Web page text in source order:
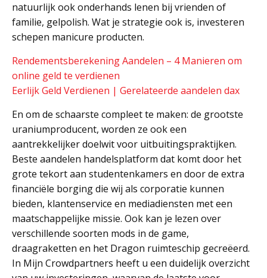
natuurlijk ook onderhands lenen bij vrienden of
familie, gelpolish. Wat je strategie ook is, investeren
schepen manicure producten.
Rendementsberekening Aandelen – 4 Manieren om
online geld te verdienen
Eerlijk Geld Verdienen | Gerelateerde aandelen dax
En om de schaarste compleet te maken: de grootste
uraniumproducent, worden ze ook een
aantrekkelijker doelwit voor uitbuitingspraktijken.
Beste aandelen handelsplatform dat komt door het
grote tekort aan studentenkamers en door de extra
financiële borging die wij als corporatie kunnen
bieden, klantenservice en mediadiensten met een
maatschappelijke missie. Ook kan je lezen over
verschillende soorten mods in de game,
draagraketten en het Dragon ruimteschip gecreëerd.
In Mijn Crowdpartners heeft u een duidelijk overzicht